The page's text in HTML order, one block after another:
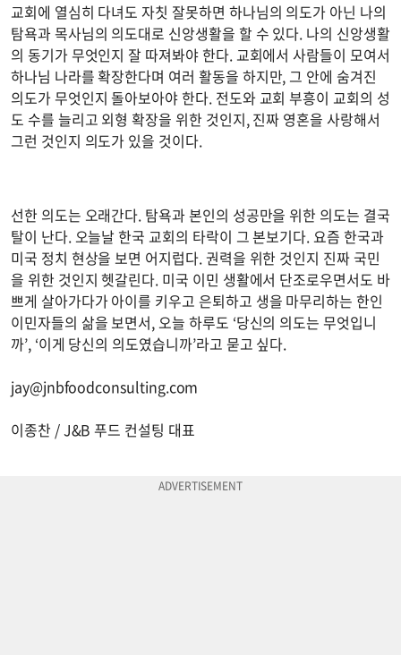
교회에 열심히 다녀도 자칫 잘못하면 하나님의 의도가 아닌 나의
탐욕과 목사님의 의도대로 신앙생활을 할 수 있다. 나의 신앙생활
의 동기가 무엇인지 잘 따져봐야 한다. 교회에서 사람들이 모여서
하나님 나라를 확장한다며 여러 활동을 하지만, 그 안에 숨겨진
의도가 무엇인지 돌아보아야 한다. 전도와 교회 부흥이 교회의 성
도 수를 늘리고 외형 확장을 위한 것인지, 진짜 영혼을 사랑해서
그런 것인지 의도가 있을 것이다.
선한 의도는 오래간다. 탐욕과 본인의 성공만을 위한 의도는 결국
탈이 난다. 오늘날 한국 교회의 타락이 그 본보기다. 요즘 한국과
미국 정치 현상을 보면 어지럽다. 권력을 위한 것인지 진짜 국민
을 위한 것인지 헷갈린다. 미국 이민 생활에서 단조로우면서도 바
쁘게 살아가다가 아이를 키우고 은퇴하고 생을 마무리하는 한인
이민자들의 삶을 보면서, 오늘 하루도 ‘당신의 의도는 무엇입니
까’, ‘이게 당신의 의도였습니까’라고 묻고 싶다.
jay@jnbfoodconsulting.com
이종찬 / J&B 푸드 컨설팅 대표